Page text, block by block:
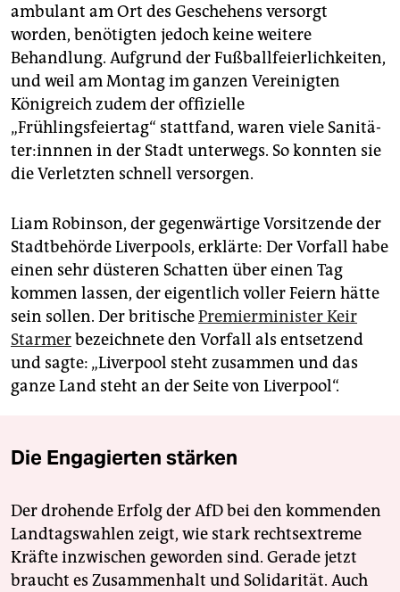
ambulant am Ort des Geschehens versorgt
worden, benötigten jedoch keine weitere
Behandlung. Aufgrund der Fußballfeierlichkeiten,
und weil am Montag im ganzen Vereinigten
Königreich zudem der offizielle
„Frühlingsfeiertag“ stattfand, waren viele Sa­ni­tä­
te­r:inn­nen in der Stadt unterwegs. So konnten sie
die Verletzten schnell versorgen.
Liam Robinson, der gegenwärtige Vorsitzende der
Stadtbehörde Liverpools, erklärte: Der Vorfall habe
einen sehr düsteren Schatten über einen Tag
kommen lassen, der eigentlich voller Feiern hätte
sein sollen. Der britischePremierminister Keir
Starmerbezeichnete den Vorfall als entsetzend
und sagte: „Liverpool steht zusammen und das
ganze Land steht an der Seite von Liverpool“.
Die Engagierten stärken
Der drohende Erfolg der AfD bei den kommenden
Landtagswahlen zeigt, wie stark rechtsextreme
Kräfte inzwischen geworden sind. Gerade jetzt
braucht es Zusammenhalt und Solidarität. Auch